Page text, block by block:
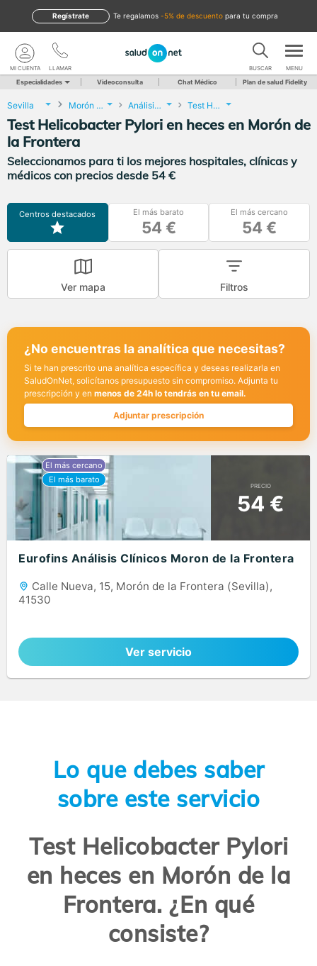
te regalamos -5% de descuento para tu compra
Regístrate
LLAMAR
MI CUENTA BUSCAR MENU
Especialidades Videoconsulta Chat Médico Plan de salud Fidelity
Sevilla Morón de la Frontera Análisis Clínicos Test Helicobacter Pylori en heces
Test Helicobacter Pylori en heces en Morón de
la Frontera
Seleccionamos para ti los mejores hospitales, clínicas y
médicos con precios desde 54 €
Centros destacados El más barato
54 €
El más cercano
54 €
Ver mapa Filtros
¿No encuentras la analítica que necesitas?
Si te han prescrito una analítica específica y deseas realizarla en
SaludOnNet, solicítanos presupuesto sin compromiso. Adjunta tu
prescripción y en menos de 24h lo tendrás en tu email.
Adjuntar prescripción
PRECIO
54 €
Eurofins Análisis Clínicos Moron de la Frontera
Calle Nueva, 15, Morón de la Frontera (Sevilla),
41530
Ver servicio
Lo que debes saber
sobre este servicio
Test Helicobacter Pylori
en heces en Morón de la
Frontera. ¿En qué
consiste?